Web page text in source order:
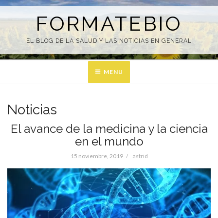
Skip
FORMATEBIO
EL BLOG DE LA SALUD Y LAS NOTICIAS EN GENERAL
MENU
Noticias
El avance de la medicina y la ciencia
en el mundo
Posted
15 noviembre, 2019 astrid